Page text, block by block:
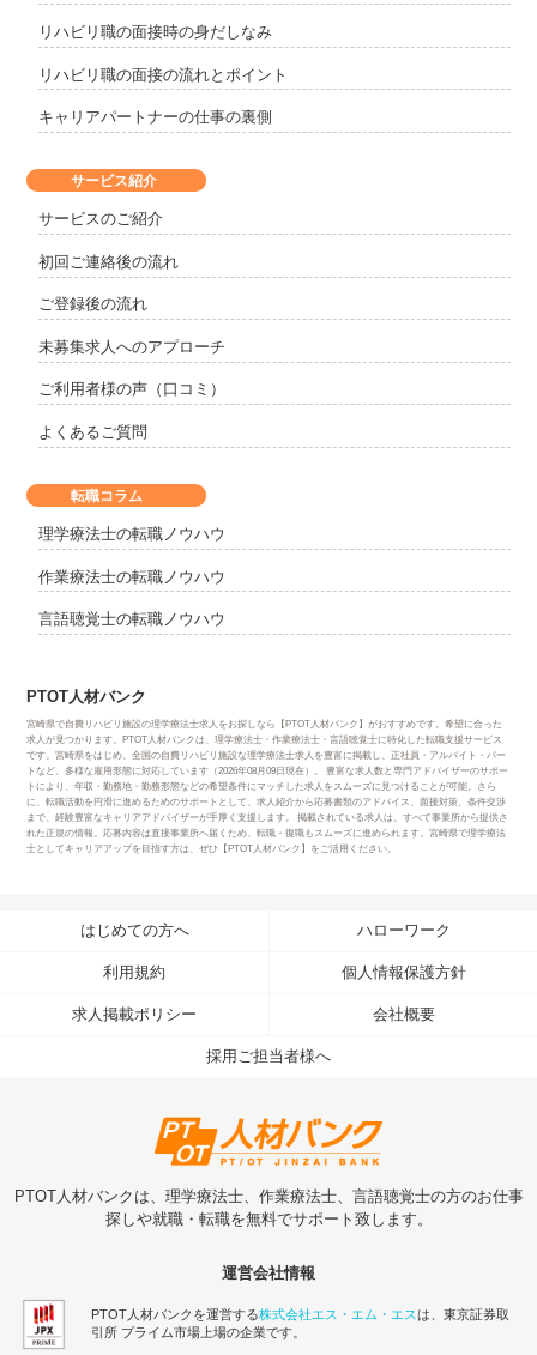
サービス紹介
サービスのご紹介
初回ご連絡後の流れ
ご登録後の流れ
未募集求人へのアプローチ
ご利用者様の声（口コミ）
よくあるご質問
リハビリ職の面接時の身だしなみ
リハビリ職の面接の流れとポイント
キャリアパートナーの仕事の裏側
転職コラム
理学療法士の転職ノウハウ
作業療法士の転職ノウハウ
言語聴覚士の転職ノウハウ
PTOT人材バンク
宮崎県で自費リハビリ施設の理学療法士求人をお探しなら【PTOT人材バンク】がおすすめです。希望に合った
求人が見つかります。PTOT人材バンクは、理学療法士・作業療法士・言語聴覚士に特化した転職支援サービス
です。宮崎県をはじめ、全国の自費リハビリ施設な理学療法士求人を豊富に掲載し、正社員・アルバイト・パー
トなど、多様な雇用形態に対応しています（2026年08月09日現在）。 豊富な求人数と専門アドバイザーのサポー
トにより、年収・勤務地・勤務形態などの希望条件にマッチした求人をスムーズに見つけることが可能。さら
に、転職活動を円滑に進めるためのサポートとして、求人紹介から応募書類のアドバイス、面接対策、条件交渉
まで、経験豊富なキャリアアドバイザーが手厚く支援します。 掲載されている求人は、すべて事業所から提供さ
れた正規の情報。応募内容は直接事業所へ届くため、転職・復職もスムーズに進められます。宮崎県で理学療法
士としてキャリアアップを目指す方は、ぜひ【PTOT人材バンク】をご活用ください。
はじめての方へ ハローワーク
利用規約 個人情報保護方針
求人掲載ポリシー 会社概要
採用ご担当者様へ
PTOT人材バンクは、理学療法士、作業療法士、言語聴覚士の方のお仕事
探しや就職・転職を無料でサポート致します。
運営会社情報
PTOT人材バンクを運営する株式会社エス・エム・エスは、東京証券取
引所 プライム市場上場の企業です。